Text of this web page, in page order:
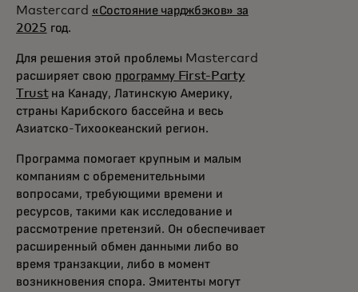
Mastercard «Состояние чарджбэков» за
2025 год.
Для решения этой проблемы Mastercard
расширяет свою программу First-Party
Trustна Канаду, Латинскую Америку,
страны Карибского бассейна и весь
Азиатско-Тихоокеанский регион.
Программа помогает крупным и малым
компаниям с обременительными
вопросами, требующими времени и
ресурсов, такими как исследование и
рассмотрение претензий. Он обеспечивает
расширенный обмен данными либо во
время транзакции, либо в момент
возникновения спора. Эмитенты могут